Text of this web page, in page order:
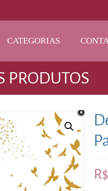
CATEGORIAS
PRODUTOS
R$